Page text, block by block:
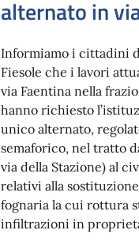
alternato in
Informiamo i cittadini
Fiesole che i lavori
via Faentina nella
hanno richiesto
unico alternato,
semaforico, nel tratto
via della Stazione) al
relativi alla
fognaria la cui rottura
infiltrazioni in